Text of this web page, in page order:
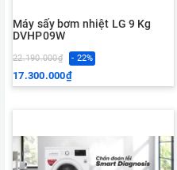
Máy sấy bơm nhiệt LG 9 Kg
DVHP09W
22.190.000₫ - 22%
17.300.000₫